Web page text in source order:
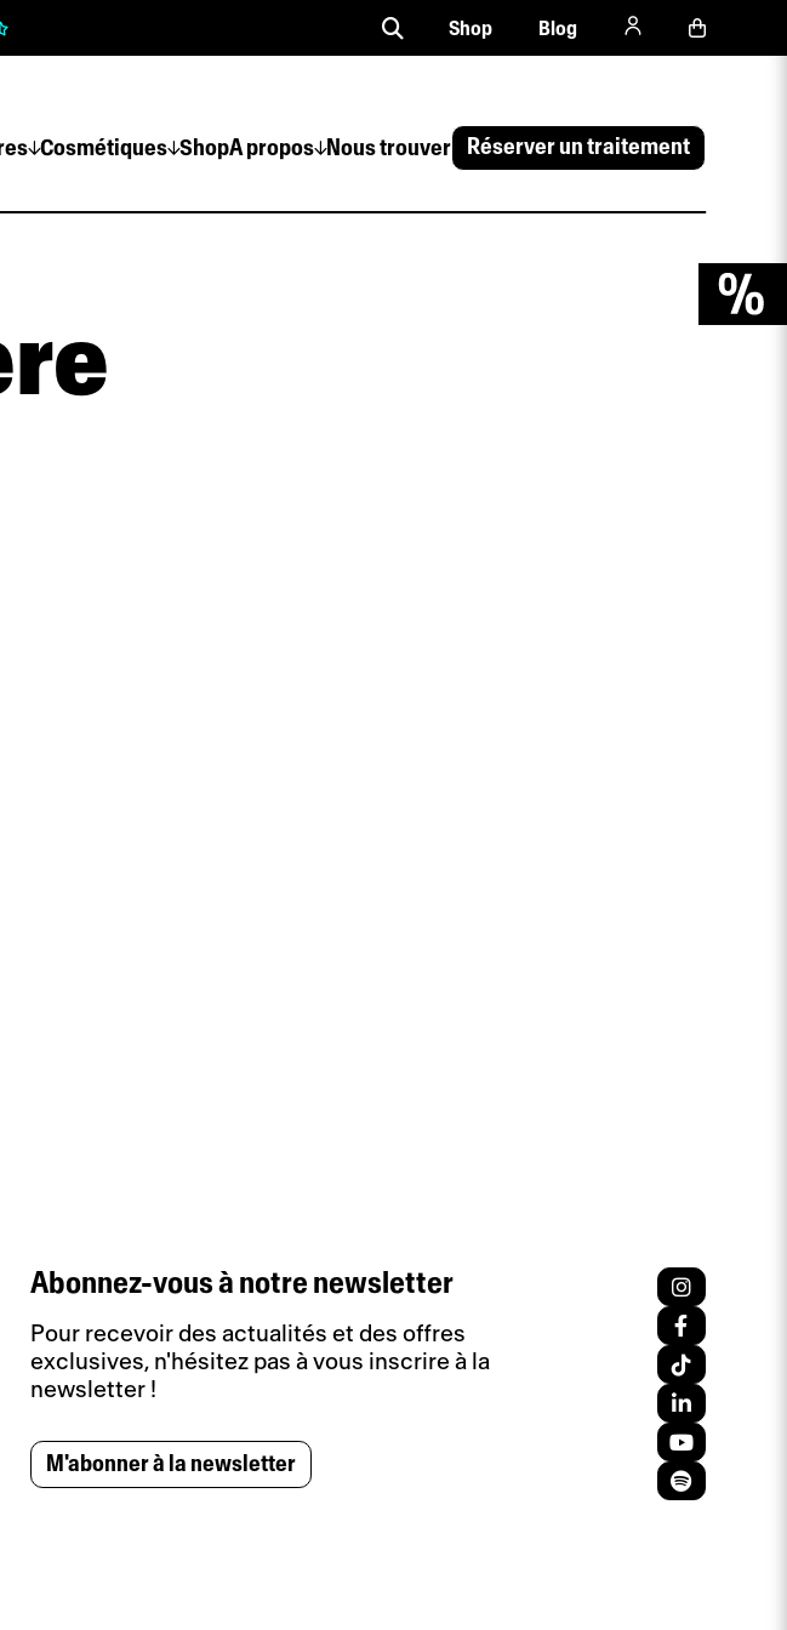
Cosmétiques ShopA propos Nous trouver Réserver un traitement
Shop Blog
Abonnez-vous à notre newsletter
Pour recevoir des actualités et des offres
exclusives, n'hésitez pas à vous inscrire à la
newsletter !
M'abonner à la newsletter